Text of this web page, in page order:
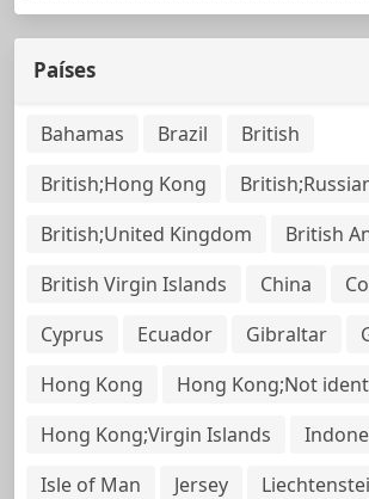
Países
Bahamas Brazil
British
British;Hong Kong
British;United Kingdom
British
British Virgin Islands
China
Cyprus
Ecuador Gibraltar
Hong Kong
Hong Kong;Not
Hong Kong;Virgin Islands
Isle of Man
Jersey